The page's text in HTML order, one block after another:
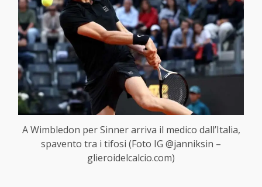
A Wimbledon per Sinner arriva il medico dall’Italia,
spavento tra i tifosi (Foto IG @janniksin –
glieroidelcalcio.com)